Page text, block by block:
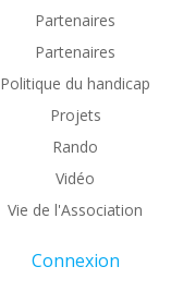
Partenaires
Partenaires
Politique du handicap
Projets
Rando
Vidéo
Vie de l'Association
Connexion